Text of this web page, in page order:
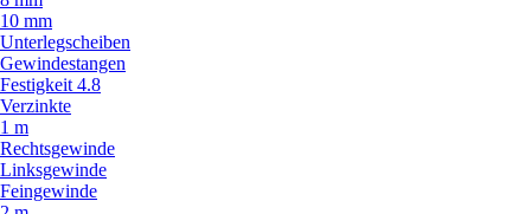
10 mm
Unterlegscheiben
Gewindestangen
Festigkeit 4.8
Verzinkte
1 m
Rechtsgewinde
Linksgewinde
Feingewinde